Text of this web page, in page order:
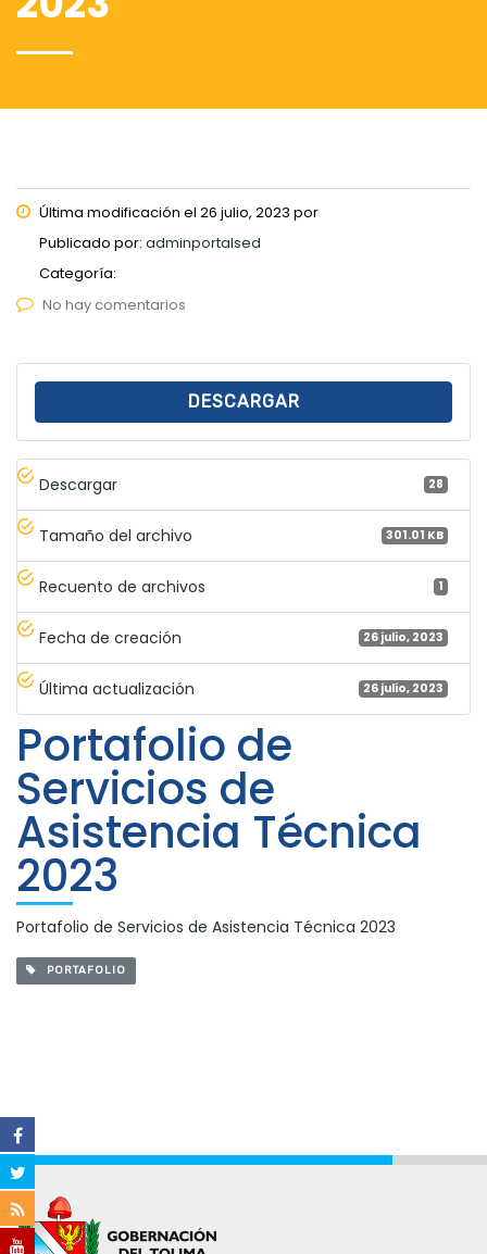
Última modificación el 26 julio, 2023 por
Publicado por: adminportalsed
Categoría:
No hay comentarios
DESCARGAR
Descargar 28
Tamaño del archivo 301.01 KB
Recuento de archivos 1
Fecha de creación 26 julio, 2023
Última actualización 26 julio, 2023
Portafolio de
Servicios de
Asistencia Técnica
2023
Portafolio de Servicios de Asistencia Técnica 2023
PORTAFOLIO